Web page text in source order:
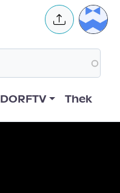
User
DORFTV Thek